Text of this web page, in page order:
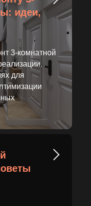
идеи,
3-комнатной
для